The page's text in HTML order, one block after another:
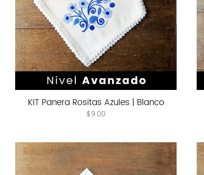
KIT Panera Rositas Azules | Blanco
$9.00